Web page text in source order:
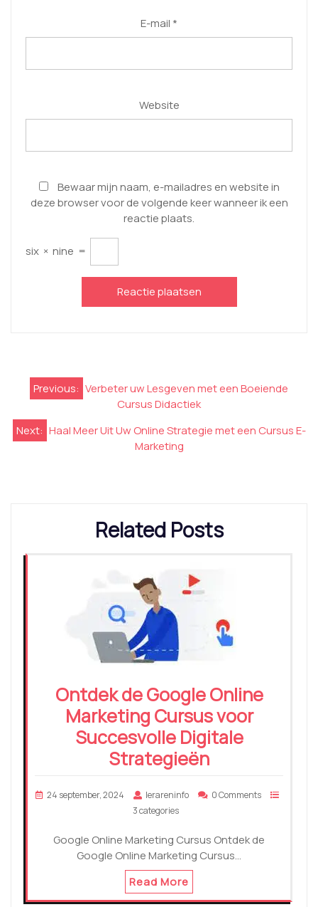
E-mail *
Website
Bewaar mijn naam, e-mailadres en website in
deze browser voor de volgende keer wanneer ik een
reactie plaats.
six × nine =
Berichtnavigatie
Previous: Verbeter uw Lesgeven met een Boeiende
Cursus Didactiek
Next: Haal Meer Uit Uw Online Strategie met een Cursus E-
Marketing
Related Posts
Ontdek de Google Online
Marketing Cursus voor
Succesvolle Digitale
Strategieën
24 september, 2024 lerareninfo
0 Comments
3 categories
Google Online Marketing Cursus Ontdek de
Google Online Marketing Cursus…
Read More